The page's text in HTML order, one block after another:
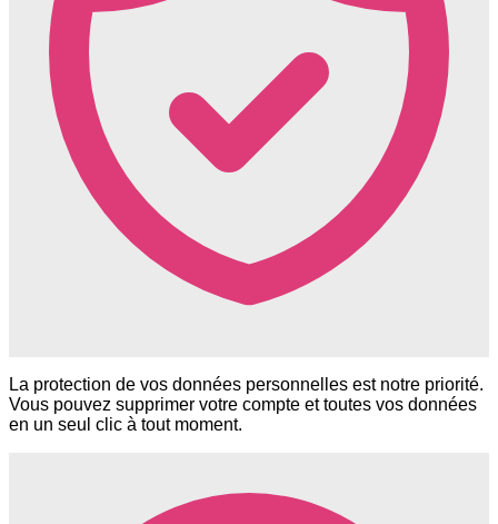
La protection de vos données personnelles est notre priorité.
Vous pouvez supprimer votre compte et toutes vos données
en un seul clic à tout moment.